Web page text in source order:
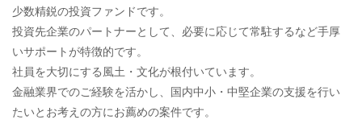
少数精鋭の投資ファンドです。
投資先企業のパートナーとして、必要に応じて常駐するなど手厚
いサポートが特徴的です。
社員を大切にする風土・文化が根付いています。
金融業界でのご経験を活かし、国内中小・中堅企業の支援を行い
たいとお考えの方にお薦めの案件です。